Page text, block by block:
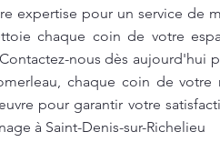
expertise pour un service de
chaque coin de votre
nous dès aujourd'hui
chaque coin de votre
pour garantir votre
à Saint-Denis-sur-Richelieu